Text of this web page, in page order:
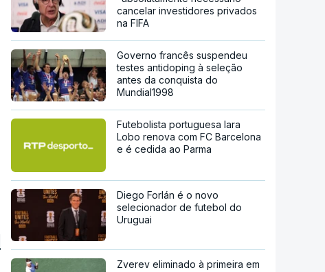
cancelar investidores privados
na FIFA
Governo francês suspendeu
testes antidoping à seleção
antes da conquista do
Mundial1998
Futebolista portuguesa Iara
Lobo renova com FC Barcelona
e é cedida ao Parma
Diego Forlán é o novo
selecionador de futebol do
Uruguai
Zverev eliminado à primeira em